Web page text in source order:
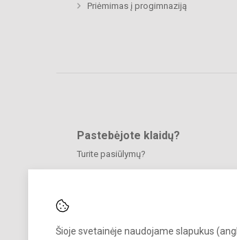
Šioje svetainėje naudojame slapukus
Priėmimas į progimnaziją
Pastebėjote klaidų?
Turite pasiūlymų?